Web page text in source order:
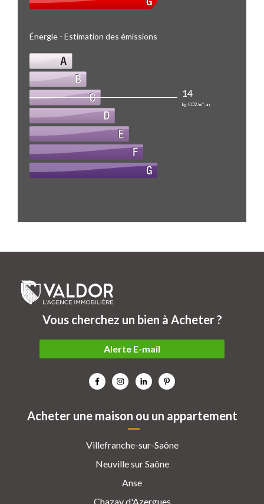
Énergie - Estimation des émissions
14
kg CO2/m².an
Acheter une maison ou un appartement
Villefranche-sur-Saône
Neuville sur Saône
Anse
Chazay d'Azergues
Vous cherchez un bien à Acheter ?
Alerte E-mail